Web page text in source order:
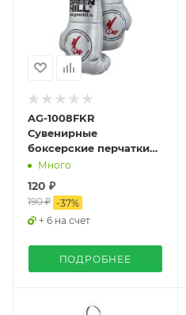
AG-1008FKR
Сувенирные
боксерские перчатки
Федерация
серебряный
Много
120 ₽
190 ₽ -37%
+ 6 на счет
ПОДРОБНЕЕ